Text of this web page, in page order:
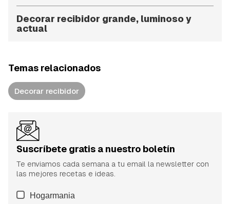
Decorar recibidor grande, luminoso y
actual
Temas relacionados
Decorar recibidor
Suscríbete gratis a nuestro boletín
Te enviamos cada semana a tu email la newsletter con
las mejores recetas e ideas.
Hogarmania